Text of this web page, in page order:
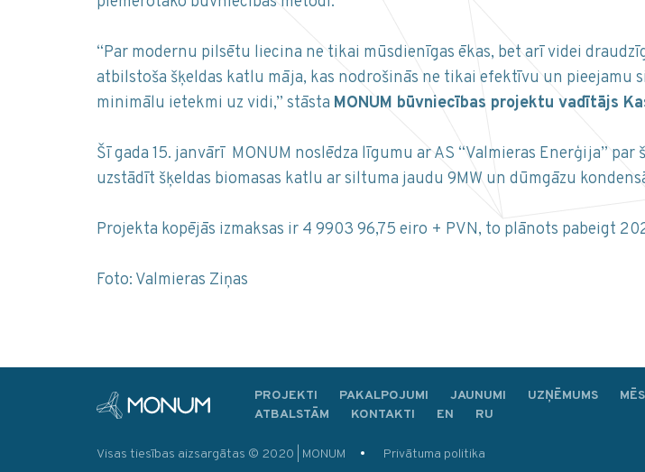
“Par modernu pilsētu liecina ne tikai mūsdienīgas ēkas, bet arī videi
atbilstoša šķeldas katlu māja, kas nodrošinās ne tikai efektīvu un pieejamu
minimālu ietekmi uz vidi,” stāsta MONUM būvniecības projektu vadītājs
Šī gada 15. janvārī MONUM noslēdza līgumu ar AS “Valmieras Enerģija”
uzstādīt šķeldas biomasas katlu ar siltuma jaudu 9MW un dūmgāzu
Projekta kopējās izmaksas ir 4 9903 96,75 eiro + PVN, to plānots pabeigt
Foto: Valmieras Ziņas
PROJEKTI PAKALPOJUMI JAUNUMI UZŅĒMUMS
MĒS
ATBALSTĀM
KONTAKTI EN RU
Visas tiesības aizsargātas © 2020 | MONUM Privātuma politika